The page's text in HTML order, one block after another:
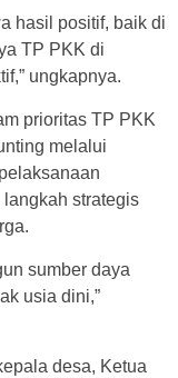
hasil positif, baik di
TP PKK di
ungkapnya.
prioritas TP PKK
melalui
strategis
sumber daya
usia dini,”
desa, Ketua